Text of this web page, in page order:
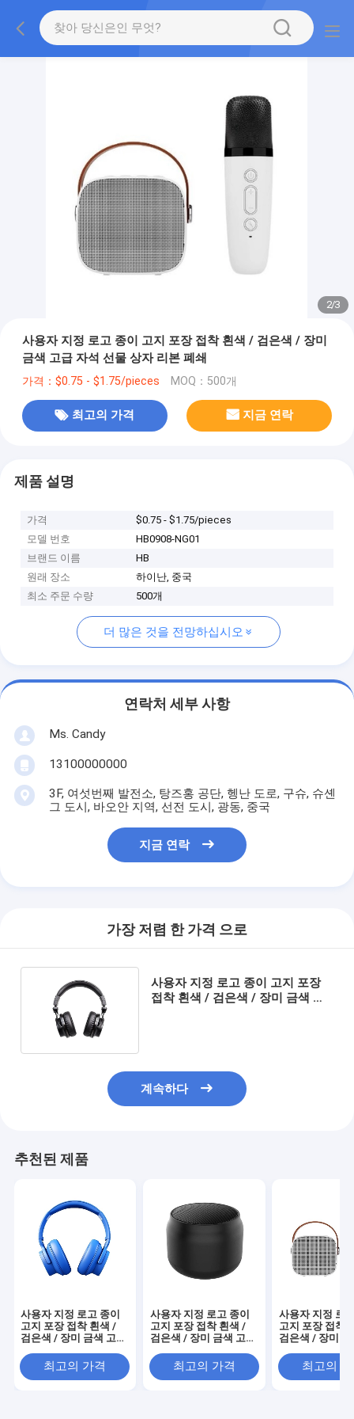
2/3
사용자 지정 로고 종이 고지 포장 접착 흰색 / 검은색 / 장미
금색 고급 자석 선물 상자 리본 폐쇄
가격：$0.75 - $1.75/pieces MOQ：500개
최고의 가격 지금 연락
제품 설명
가격
$0.75 - $1.75/pieces
모델 번호
HB0908-NG01
브랜드 이름
HB
원래 장소
하이난, 중국
최소 주문 수량
500개
더 많은 것을 전망하십시오
연락처 세부 사항
Ms. Candy
13100000000
3F, 여섯번째 발전소, 탕즈홍 공단, 헹난 도로, 구슈, 슈셴
그 도시, 바오안 지역, 선전 도시, 광동, 중국
지금 연락
가장 저렴 한 가격 으로
사용자 지정 로고 종이 고지 포장
접착 흰색 / 검은색 / 장미 금색 고
계속하다
추천된 제품
사용자 지정 로고 종이
고지 포장 접착 흰색 /
검은색 / 장미 금색 고급
쇄
최고의 가격
사용자 지정 로고 종이
고지 포장 접착 흰색 /
검은색 / 장미 금색 고급
쇄
최고의 가격
사용자 지정 로
고지 포장 접착
검은색 / 장미
쇄
최고의